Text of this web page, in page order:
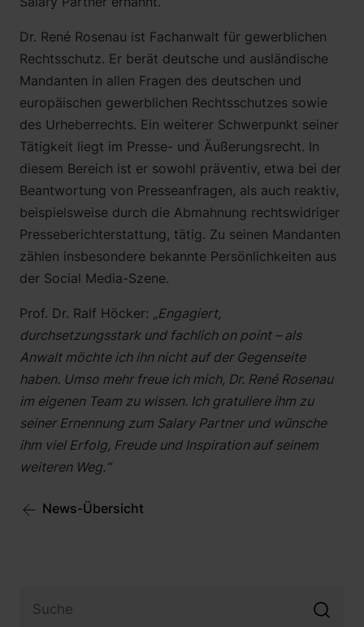
Martin Neu, LL.M. (Exeter)
Sebastian Saar
Jonathan Horst
Dr. René Rosenau ist Fachanwalt für gewerblichen
Rechtsschutz. Er berät deutsche und ausländische
Mandanten in allen Fragen des deutschen und
europäischen gewerblichen Rechtsschutzes sowie
des Urheberrechts. Ein weiterer Schwerpunkt seiner
Tätigkeit liegt im Presse- und Äußerungsrecht. In
diesem Bereich ist er sowohl präventiv, etwa bei der
Beantwortung von Presseanfragen, als auch reaktiv,
beispielsweise durch die Abmahnung rechtswidriger
Presseberichterstattung, tätig. Zu seinen Mandanten
zählen insbesondere bekannte Persönlichkeiten aus
der Social Media-Szene.
Prof. Dr. Ralf Höcker: „Engagiert,
durchsetzungsstark und fachlich on point – als
Anwalt möchte ich ihn nicht auf der Gegenseite
haben. Umso mehr freue ich mich, Dr. René Rosenau
im eigenen Team zu wissen. Ich gratuliere ihm zu
seiner Ernennung zum Salary Partner und wünsche
ihm viel Erfolg, Freude und Inspiration auf seinem
weiteren Weg.“
News-Übersicht